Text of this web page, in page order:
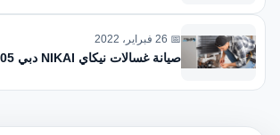
📅 26 فبراير، 2022
صيانة غسالات نيكاي NIKAI دبي 0581781705